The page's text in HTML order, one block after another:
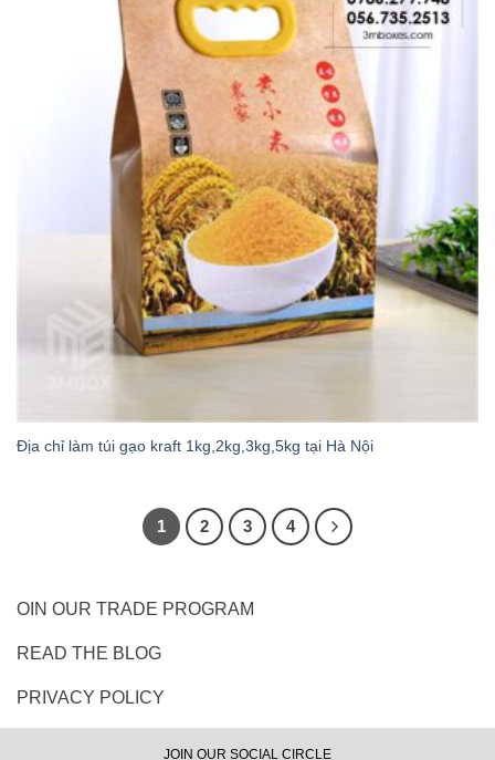
Địa chỉ làm túi gạo kraft 1kg,2kg,3kg,5kg tại Hà Nội
1 2 3 4
OIN OUR TRADE PROGRAM
READ THE BLOG
PRIVACY POLICY
JOIN OUR SOCIAL CIRCLE